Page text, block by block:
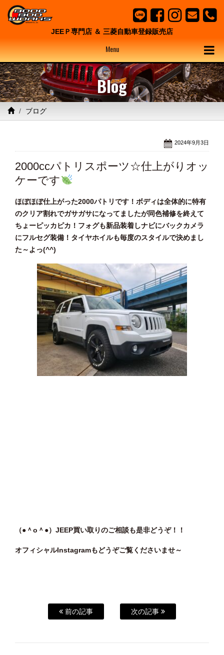
JEEＰ専門店 ＆ 三菱自動車登録販売店
Menu
Blog
ブログ
2024年9月3日
2000ccパトリスポーツ☆仕上がりオッ
ケーです
ほぼほぼ仕上がった2000パトリです！ボディは全体的に特有
のクリア割れでガサガサになってましたが同色補修を終えて
ちょーピッカピカ！フォグも新品装着しナビにバックカメラ
にフルセグ装備！タイヤホイルも毎度のスタイルで決めまし
た～よっ(^^)
（●＾o＾●）JEEP買い取りのご相談も是非どうぞ！！
オフィシャルInstagramもどうぞご覧くださいませ～
前の記事 次の記事